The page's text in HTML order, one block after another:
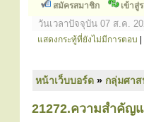
สมัครสมาชิก เข้าสู่
วันเวลาปัจจุบัน 07 ส.ค.
แสดงกระทู้ที่ยังไม่มีการตอบ
หน้าเว็บบอร์ด » กลุ่มศา
21272.ความสำคัญ